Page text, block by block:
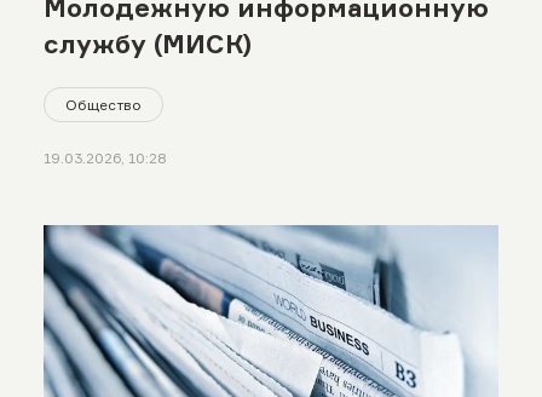
Молодежную информационную
службу (МИСК)
Общество
19.03.2026, 10:28